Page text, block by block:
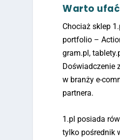
Warto
Chociaż sklep
portfolio –
gram.pl,
Doświadczenie
w branży e-
partnera.
1.pl posiada
tylko pośrednik